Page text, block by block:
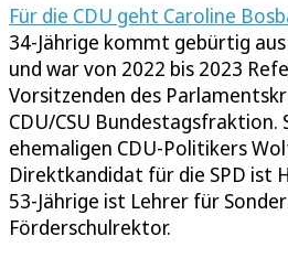
Für die CDU geht Caroline
34-Jährige kommt gebürtig
und war von 2022 bis 2023
Vorsitzenden des
CDU/CSU Bundestagsfraktion.
ehemaligen CDU-Politikers
Direktkandidat für die SPD ist
53-Jährige ist Lehrer für
Förderschulrektor.